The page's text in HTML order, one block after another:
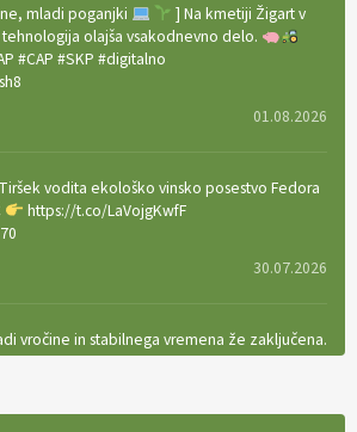
mladi poganjki
] Na kmetiji Žigart v
olajša vsakodnevno delo.
#CAP #SKP #digitalno
01.08.2026
vodita ekološko vinsko posestvo Fedora
https://t.co/LaVojgKwfF
30.07.2026
vročine in stabilnega vremena že zaključena.
https://t.co/TtKoOF5ENS